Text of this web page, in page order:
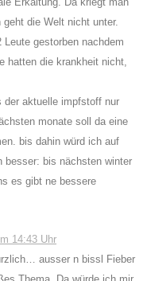
die Welt nicht unter.
gestorben nachdem
hatten die krankheit nicht,
der aktuelle impfstoff nur
monate soll da eine
bis dahin würd ich auf
besser: bis nächsten winter
es gibt ne bessere
14:43 Uhr
ausser n bissl Fieber